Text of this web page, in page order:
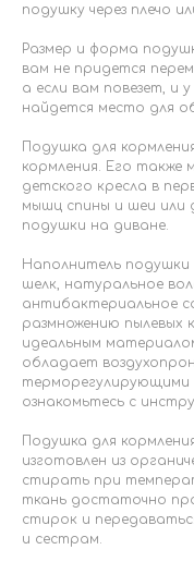
подушку через плечо
Размер и форма
вам не придется
а если вам повезет, и
найдется место для
Подушка для
кормления. Его также
детского кресла в
мышц спины и шеи или
подушки на диване.
Наполнитель подушки
шелк, натуральное
антибактериальное
размножению пылевых
идеальным
обладает
терморегулирующими
ознакомьтесь с
Подушка для
изготовлен из
стирать при
ткань достаточно
стирок и
и сестрам.